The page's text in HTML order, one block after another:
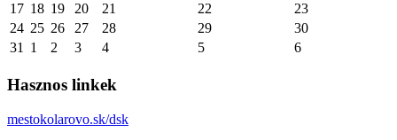
17 18 19 20 21 22
23
24 25 26 27 28 29
30
31
1 2 3 4 5 6
Hasznos linkek
mestokolarovo.sk/dsk